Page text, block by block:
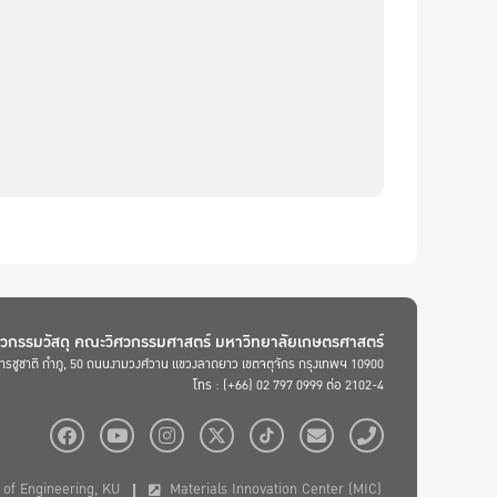
กรรมวัสดุ คณะวิศวกรรมศาสตร์ มหาวิทยาลัยเกษตรศาสตร์
รชูชาติ กำภู, 50 ถนนงามวงศ์วาน แขวงลาดยาว เขตจตุจักร กรุงเทพฯ 10900
โทร : (+66) 02 797 0999 ต่อ 2102-4
Engineering, KU Materials Innovation Center (MIC)